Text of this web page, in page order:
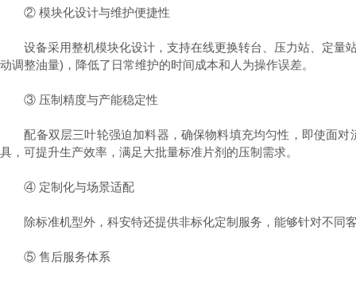
② 模块化设计与维护便捷性
设备采用整机模块化设计，支持在线更换转台、压力站、定量
动调整油量)，降低了日常维护的时间成本和人为操作误差。
③ 压制精度与产能稳定性
配备双层三叶轮强迫加料器，确保物料填充均匀性，即使面对
具，可提升生产效率，满足大批量标准片剂的压制需求。
④ 定制化与场景适配
除标准机型外，科安特还提供非标化定制服务，能够针对不同
⑤ 售后服务体系